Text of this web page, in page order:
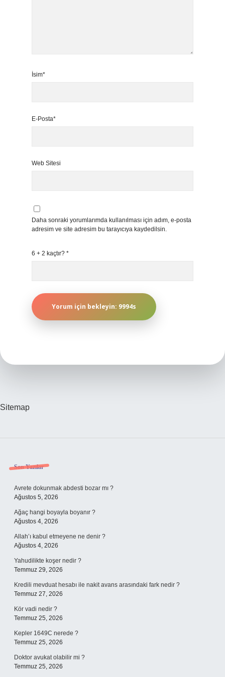
İsim*
E-Posta*
Web Sitesi
Daha sonraki yorumlarımda kullanılması için adım, e-posta
adresim ve site adresim bu tarayıcıya kaydedilsin.
6 + 2 kaçtır? *
Sitemap
Sidebar
Son Yazılar
Avrete dokunmak abdesti bozar mı ?
Ağustos 5, 2026
Ağaç hangi boyayla boyanır ?
Ağustos 4, 2026
Allah’ı kabul etmeyene ne denir ?
Ağustos 4, 2026
Yahudilikte koşer nedir ?
Temmuz 29, 2026
Kredili mevduat hesabı ile nakit avans arasındaki fark nedir ?
Temmuz 27, 2026
Kör vadi nedir ?
Temmuz 25, 2026
Kepler 1649C nerede ?
Temmuz 25, 2026
Doktor avukat olabilir mi ?
Temmuz 25, 2026